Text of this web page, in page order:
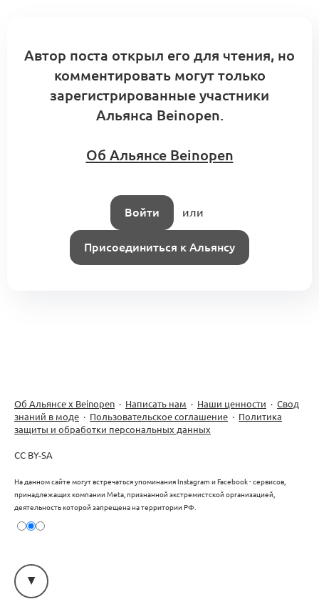
Автор поста открыл его для чтения, но
комментировать могут только
зарегистрированные участники
Альянса Beinopen.
Об Альянсе Beinopen
Войти или
Присоединиться к Альянсу
Об Альянсе х Beinopen · Написать нам · Наши ценности · Свод
знаний в моде · Пользовательское соглашение · Политика
защиты и обработки персональных данных
CC BY-SA
На данном сайте могут встречаться упоминания Instagram и Facebook - сервисов,
принадлежащих компании Meta, признанной экстремистской организацией,
деятельность которой запрещена на территории РФ.